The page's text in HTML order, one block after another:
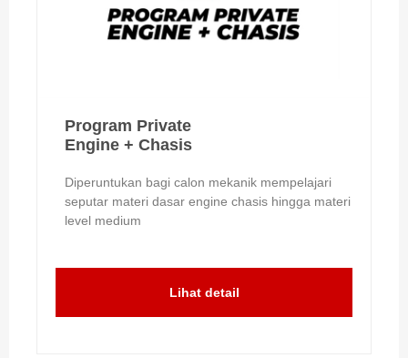
Program Private
Engine + Chasis
Diperuntukan bagi calon mekanik mempelajari
seputar materi dasar engine chasis hingga materi
level medium
Lihat detail